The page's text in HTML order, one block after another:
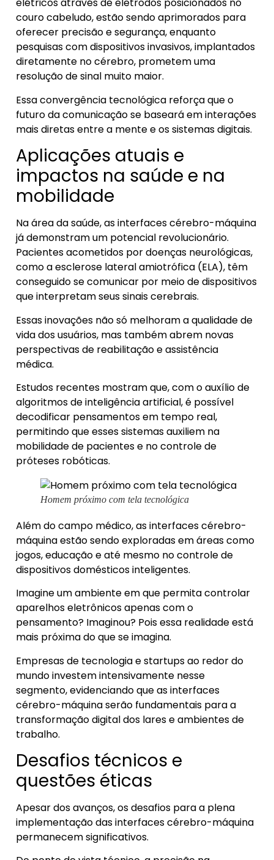
elétricos através de eletrodos posicionados no
couro cabeludo, estão sendo aprimorados para
oferecer precisão e segurança, enquanto
pesquisas com dispositivos invasivos, implantados
diretamente no cérebro, prometem uma
resolução de sinal muito maior.
Essa convergência tecnológica reforça que o
futuro da comunicação se baseará em interações
mais diretas entre a mente e os sistemas digitais.
Aplicações atuais e
impactos na saúde e na
mobilidade
Na área da saúde, as interfaces cérebro-máquina
já demonstram um potencial revolucionário.
Pacientes acometidos por doenças neurológicas,
como a esclerose lateral amiotrófica (ELA), têm
conseguido se comunicar por meio de dispositivos
que interpretam seus sinais cerebrais.
Essas inovações não só melhoram a qualidade de
vida dos usuários, mas também abrem novas
perspectivas de reabilitação e assistência
médica.
Estudos recentes mostram que, com o auxílio de
algoritmos de inteligência artificial, é possível
decodificar pensamentos em tempo real,
permitindo que esses sistemas auxiliem na
mobilidade de pacientes e no controle de
próteses robóticas.
Homem próximo com tela tecnológica
Além do campo médico, as interfaces cérebro-
máquina estão sendo exploradas em áreas como
jogos, educação e até mesmo no controle de
dispositivos domésticos inteligentes.
Imagine um ambiente em que permita controlar
aparelhos eletrônicos apenas com o
pensamento? Imaginou? Pois essa realidade está
mais próxima do que se imagina.
Empresas de tecnologia e startups ao redor do
mundo investem intensivamente nesse
segmento, evidenciando que as interfaces
cérebro-máquina serão fundamentais para a
transformação digital dos lares e ambientes de
trabalho.
Desafios técnicos e
questões éticas
Apesar dos avanços, os desafios para a plena
implementação das interfaces cérebro-máquina
permanecem significativos.